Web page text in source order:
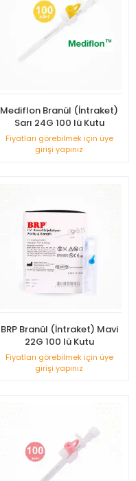
Mediflon Branül (İntraket)
Sarı 24G 100 lü Kutu
Fiyatları görebilmek için üye
girişi yapınız
BRP Branül (İntraket) Mavi
22G 100 lü Kutu
Fiyatları görebilmek için üye
girişi yapınız